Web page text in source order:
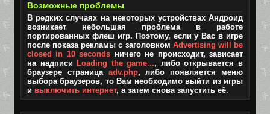
Возможные проблемы
В редких случаях на некоторых устройствах Андроид
возникает небольшая проблема в работе
портированных флеш игр. Поэтому, если у Вас в игре
после показа рекламы с заголовком Advertising will be
closed in 10 seconds ничего не происходит, зависает
на надписи Loading the game..., либо открывается в
браузере страница adv.php, либо появляется меню
выбора браузеров, то Вам необходимо выйти из игры
и выключить интернет, а затем снова запустить её.